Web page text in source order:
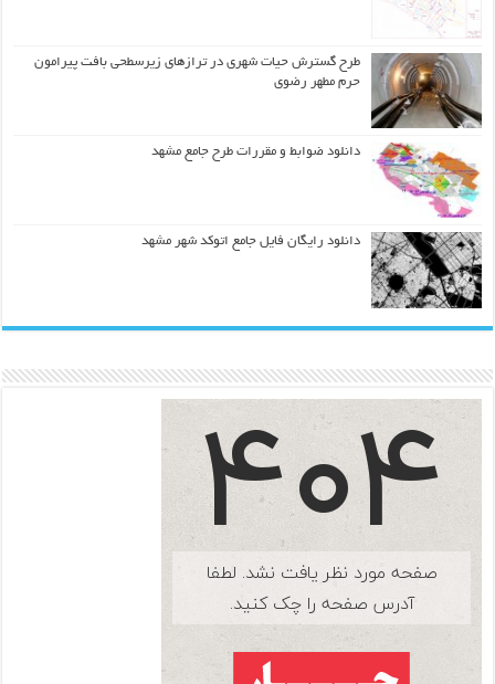
طرح گسترش حیات شهري در ترازهاي زیرسطحی بافت پیرامون
حرم مطهر رضوي
دانلود ضوابط و مقررات طرح جامع مشهد
دانلود رایگان فایل جامع اتوکد شهر مشهد